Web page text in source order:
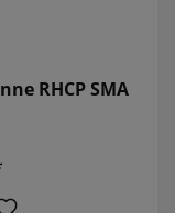
RHCP SMA